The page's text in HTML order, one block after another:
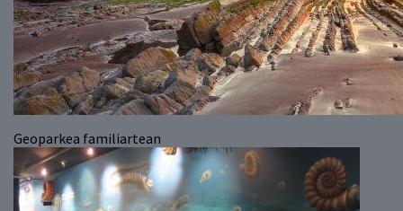
Geoparkea familiartean